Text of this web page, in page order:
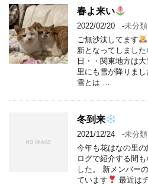
春よ来い
2022/02/20 -未分類
ご無沙汰してます
新となってしました
日・・関東地方は
里にも雪が降りまし
雪とは …
冬到来
2021/12/24 -未分類
今年も花はなの里
ログで紹介する間
した。 新メンバー
ています
最近は